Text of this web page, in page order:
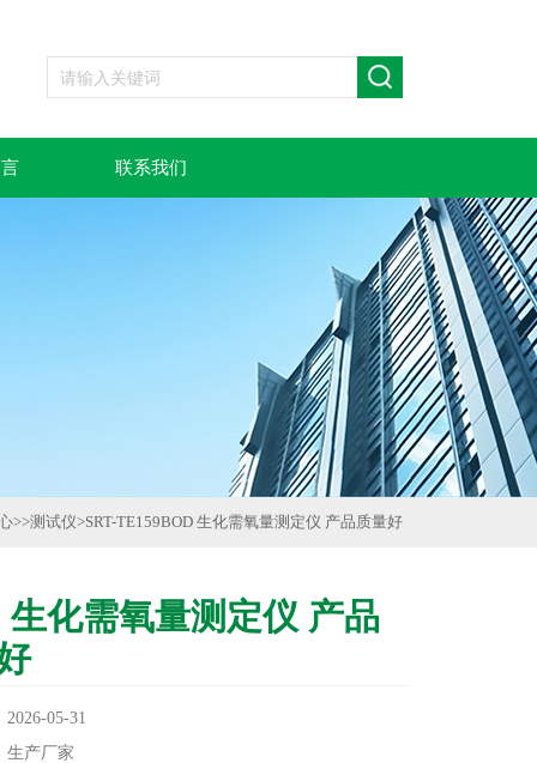
联系我们
>>测试仪>SRT-TE159BOD 生化需氧量测定仪 产品质量好
生化需氧量测定仪 产品
05-31
生产厂家